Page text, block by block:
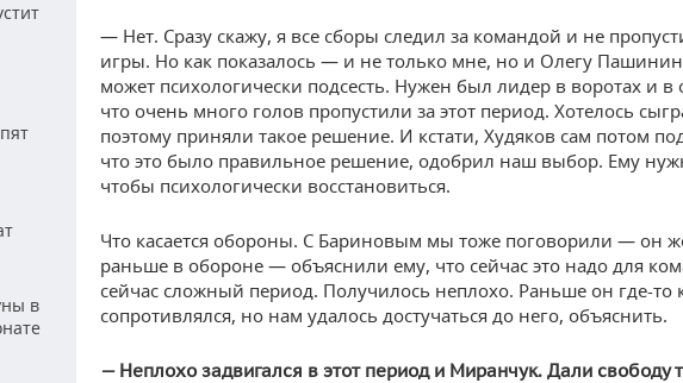
в
— Нет. Сразу скажу, я все сборы следил за командой и не
игры. Но как показалось — и не только мне, но и Олегу
может психологически подсесть. Нужен был лидер в воротах и в
что очень много голов пропустили за этот период. Хотелось
поэтому приняли такое решение. И кстати, Худяков сам потом
что это было правильное решение, одобрил наш выбор. Ему
чтобы психологически восстановиться.
Что касается обороны. С Бариновым мы тоже поговорили — он
раньше в обороне — объяснили ему, что сейчас это надо для
сейчас сложный период. Получилось неплохо. Раньше он где-то
сопротивлялся, но нам удалось достучаться до него, объяснить.
— Неплохо задвигался в этот период и Миранчук. Дали свободу